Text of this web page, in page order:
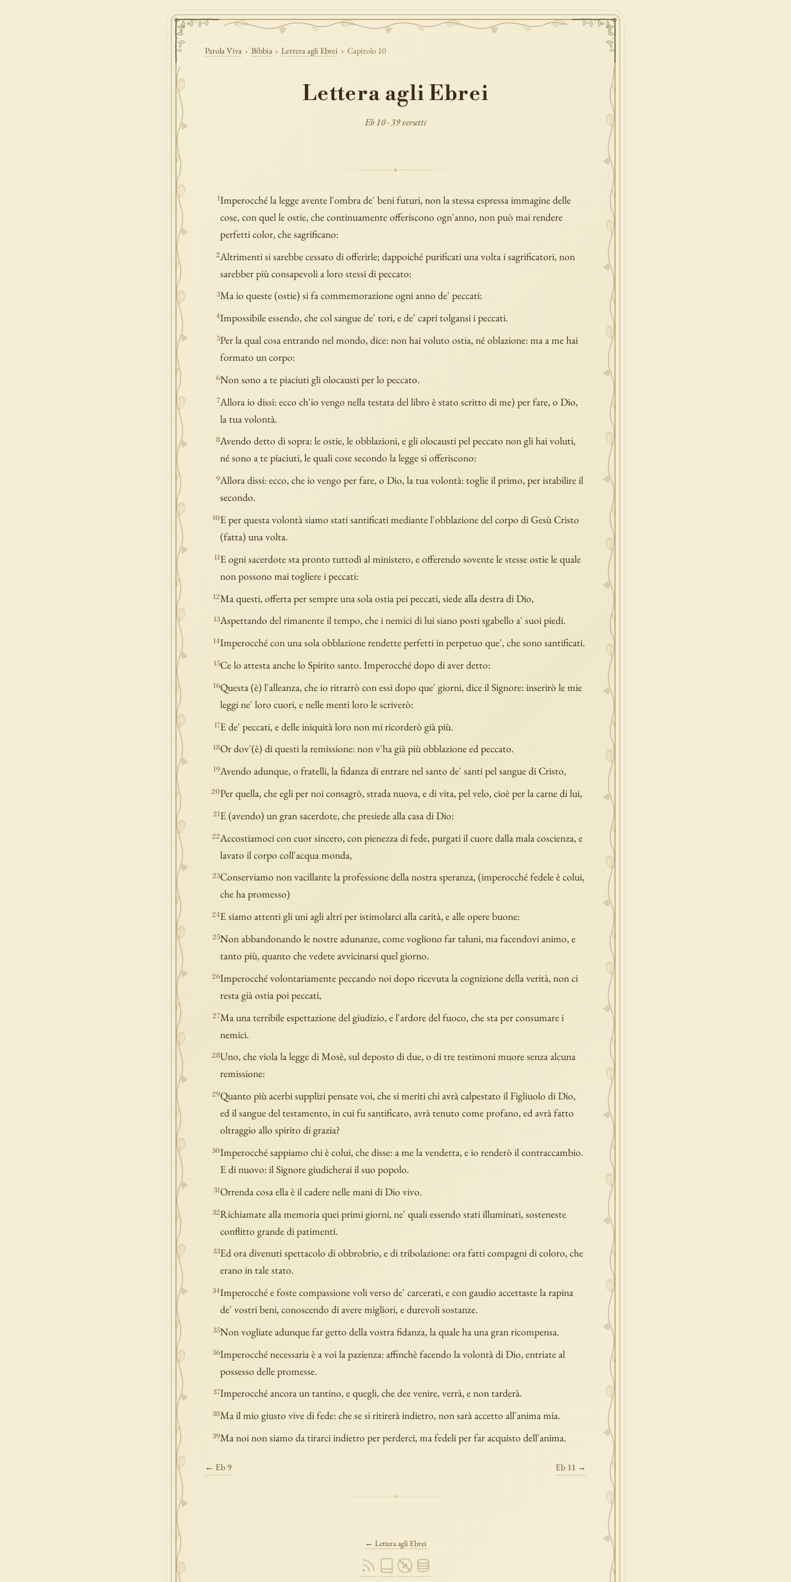
Parola Viva › Bibbia › Lettera agli Ebrei › Capitolo 10
Lettera agli Ebrei
Eb 10 · 39 versetti
1Imperocché la legge avente l'ombra de' beni futuri, non la stessa espressa immagine delle
cose, con quel le ostie, che continuamente offeriscono ogn'anno, non può mai rendere
perfetti color, che sagrificano:
2Altrimenti si sarebbe cessato di offerirle; dappoiché purificati una volta i sagrificatori, non
sarebber più consapevoli a loro stessi di peccato:
3Ma io queste (ostie) si fa commemorazione ogni anno de' peccati:
4Impossibile essendo, che col sangue de' tori, e de' capri tolgansi i peccati.
5Per la qual cosa entrando nel mondo, dice: non hai voluto ostia, né oblazione: ma a me hai
formato un corpo:
6Non sono a te piaciuti gli olocausti per lo peccato.
7Allora io dissi: ecco ch'io vengo nella testata del libro è stato scritto di me) per fare, o Dio,
la tua volontà.
8Avendo detto di sopra: le ostie, le obblazioni, e gli olocausti pel peccato non gli hai voluti,
né sono a te piaciuti, le quali cose secondo la legge si offeriscono:
9Allora dissi: ecco, che io vengo per fare, o Dio, la tua volontà: toglie il primo, per istabilire il
secondo.
10E per questa volontà siamo stati santificati mediante l'obblazione del corpo di Gesù Cristo
(fatta) una volta.
11E ogni sacerdote sta pronto tuttodì al ministero, e offerendo sovente le stesse ostie le quale
non possono mai togliere i peccati:
12Ma questi, offerta per sempre una sola ostia pei peccati, siede alla destra di Dio,
13Aspettando del rimanente il tempo, che i nemici di lui siano posti sgabello a' suoi piedi.
14Imperocché con una sola obblazione rendette perfetti in perpetuo que', che sono santificati.
15Ce lo attesta anche lo Spirito santo. Imperocché dopo di aver detto:
16Questa (è) l'alleanza, che io ritrarrò con essi dopo que' giorni, dice il Signore: inserirò le mie
leggi ne' loro cuori, e nelle menti loro le scriverò:
17E de' peccati, e delle iniquità loro non mi ricorderò già più.
18Or dov'(è) di questi la remissione: non v'ha già più obblazione ed peccato.
19Avendo adunque, o fratelli, la fidanza di entrare nel santo de' santi pel sangue di Cristo,
20Per quella, che egli per noi consagrò, strada nuova, e di vita, pel velo, cioè per la carne di lui,
21E (avendo) un gran sacerdote, che presiede alla casa di Dio:
22Accostiamoci con cuor sincero, con pienezza di fede, purgati il cuore dalla mala coscienza, e
lavato il corpo coll'acqua monda,
23Conserviamo non vacillante la professione della nostra speranza, (imperocché fedele è colui,
che ha promesso)
24E siamo attenti gli uni agli altri per istimolarci alla carità, e alle opere buone:
25Non abbandonando le nostre adunanze, come vogliono far taluni, ma facendovi animo, e
tanto più, quanto che vedete avvicinarsi quel giorno.
26Imperocché volontariamente peccando noi dopo ricevuta la cognizione della verità, non ci
resta già ostia poi peccati,
27Ma una terribile espettazione del giudizio, e l'ardore del fuoco, che sta per consumare i
nemici.
28Uno, che viola la legge di Mosè, sul deposto di due, o di tre testimoni muore senza alcuna
remissione:
29Quanto più acerbi supplizi pensate voi, che si meriti chi avrà calpestato il Figliuolo di Dio,
ed il sangue del testamento, in cui fu santificato, avrà tenuto come profano, ed avrà fatto
oltraggio allo spirito di grazia?
30Imperocché sappiamo chi è colui, che disse: a me la vendetta, e io renderò il contraccambio.
E di nuovo: il Signore giudicherai il suo popolo.
31Orrenda cosa ella è il cadere nelle mani di Dio vivo.
32Richiamate alla memoria quei primi giorni, ne' quali essendo stati illuminati, sosteneste
conflitto grande di patimenti.
33Ed ora divenuti spettacolo di obbrobrio, e di tribolazione: ora fatti compagni di coloro, che
erano in tale stato.
34Imperocché e foste compassione voli verso de' carcerati, e con gaudio accettaste la rapina
de' vostri beni, conoscendo di avere migliori, e durevoli sostanze.
35Non vogliate adunque far getto della vostra fidanza, la quale ha una gran ricompensa.
36Imperocché necessaria è a voi la pazienza: affinchè facendo la volontà di Dio, entriate al
possesso delle promesse.
37Imperocché ancora un tantino, e quegli, che dee venire, verrà, e non tarderà.
38Ma il mio giusto vive di fede: che se si ritirerà indietro, non sarà accetto all'anima mia.
39Ma noi non siamo da tirarci indietro per perderci, ma fedeli per far acquisto dell'anima.
← Eb 9 Eb 11 →
← Lettera agli Ebrei